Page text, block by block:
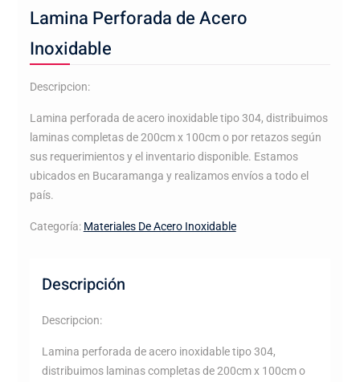
Lamina Perforada de Acero
Inoxidable
Descripcion:
Lamina perforada de acero inoxidable tipo 304, distribuimos
laminas completas de 200cm x 100cm o por retazos según
sus requerimientos y el inventario disponible. Estamos
ubicados en Bucaramanga y realizamos envíos a todo el
país.
Categoría: Materiales De Acero Inoxidable
Descripción
Descripcion:
Lamina perforada de acero inoxidable tipo 304,
distribuimos laminas completas de 200cm x 100cm o